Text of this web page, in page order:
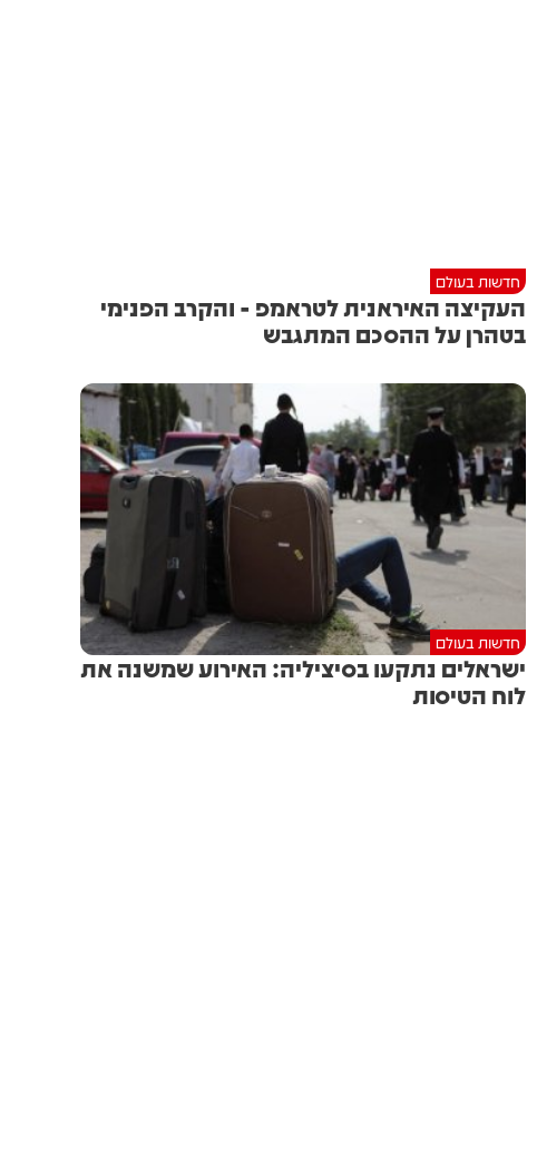
חדשות בעולם
העקיצה האיראנית לטראמפ - והקרב הפנימי
בטהרן על ההסכם המתגבש
חדשות בעולם
ישראלים נתקעו בסיציליה: האירוע שמשנה את
לוח הטיסות